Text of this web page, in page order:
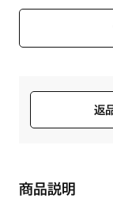
返
商品説明